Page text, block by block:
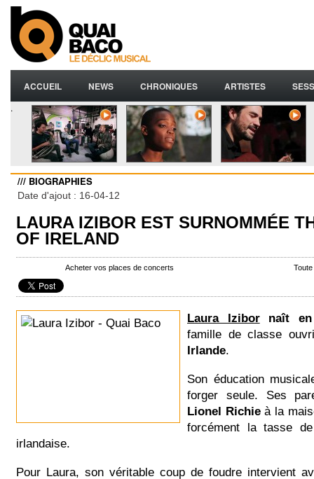
ACCUEIL NEWS CHRONIQUES ARTISTES
.
/// BIOGRAPHIES
Date d'ajout : 16-04-12
LAURA IZIBOR EST SURNOMMÉE
OF IRELAND
Acheter vos places de concerts
Laura Izibornaît en
famille de classe
Irlande.
Son éducation
forger seule. Ses
Lionel Richieà la
forcément la tasse
irlandaise.
Pour Laura, son véritable coup de foudre intervient